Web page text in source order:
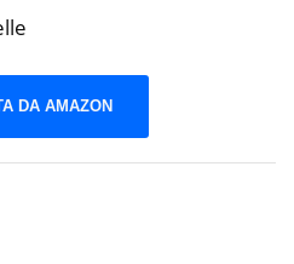
DA AMAZON